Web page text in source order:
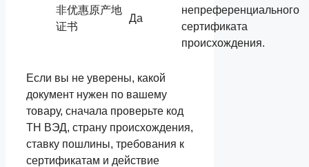
非优惠原产地
证书
Да
непреференциального
сертификата
происхождения.
Если вы не уверены, какой
документ нужен по вашему
товару, сначала проверьте код
ТН ВЭД, страну происхождения,
ставку пошлины, требования к
сертификатам и действие